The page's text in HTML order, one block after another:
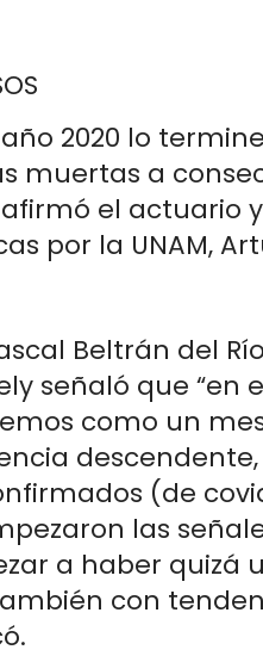
2020 lo
muertas a
el actuario
por la UNAM,
Beltrán del
señaló que “en
como un
(de
las
a haber quizá
con